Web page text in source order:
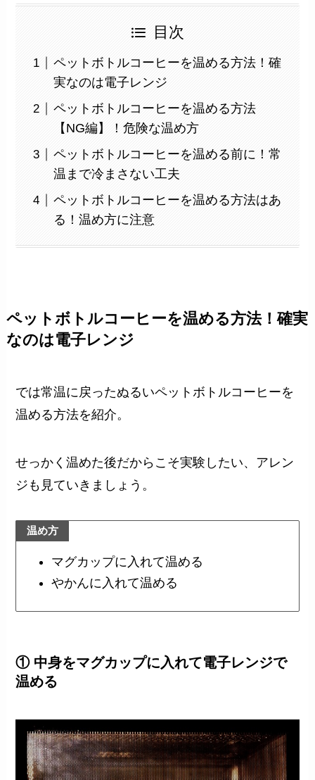
目次
ペットボトルコーヒーを温める方法！確
実なのは電子レンジ
ペットボトルコーヒーを温める方法
【NG編】！危険な温め方
ペットボトルコーヒーを温める前に！常
温まで冷まさない工夫
ペットボトルコーヒーを温める方法はあ
る！温め方に注意
ペットボトルコーヒーを温める方法！確実
なのは電子レンジ
では常温に戻ったぬるいペットボトルコーヒーを
温める方法を紹介。
せっかく温めた後だからこそ実験したい、アレン
ジも見ていきましょう。
温め方
マグカップに入れて温める
やかんに入れて温める
① 中身をマグカップに入れて電子レンジで
温める